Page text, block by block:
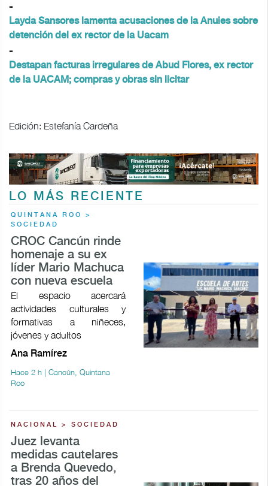
-
Layda Sansores lamenta acusaciones de la Anuies sobre
detención del ex rector de la Uacam
-
Destapan facturas irregulares de Abud Flores, ex rector
de la UACAM; compras y obras sin licitar
Edición: Estefanía Cardeña
LO MÁS RECIENTE
QUINTANA ROO >
SOCIEDAD
CROC Cancún rinde
homenaje a su ex
líder Mario Machuca
con nueva escuela
El espacio acercará
actividades culturales y
formativas a niñeces,
jóvenes y adultos
Ana Ramírez
Hace 2 h | Cancún, Quintana
Roo
NACIONAL > SOCIEDAD
Juez levanta
medidas cautelares
a Brenda Quevedo,
tras 20 años del